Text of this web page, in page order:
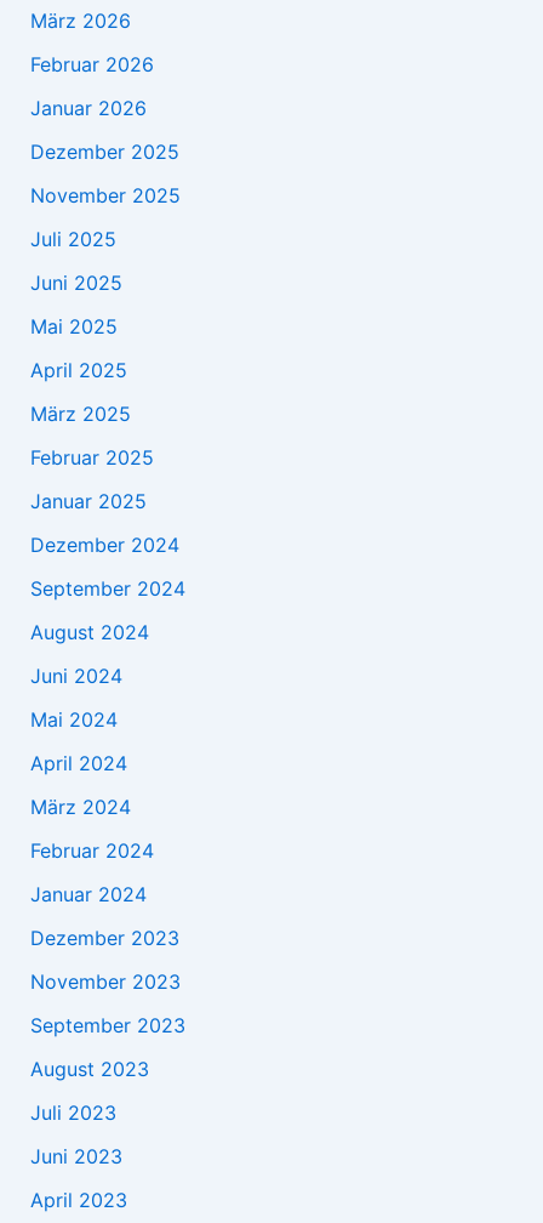
März 2026
Februar 2026
Januar 2026
Dezember 2025
November 2025
Juli 2025
Juni 2025
Mai 2025
April 2025
März 2025
Februar 2025
Januar 2025
Dezember 2024
September 2024
August 2024
Juni 2024
Mai 2024
April 2024
März 2024
Februar 2024
Januar 2024
Dezember 2023
November 2023
September 2023
August 2023
Juli 2023
Juni 2023
April 2023